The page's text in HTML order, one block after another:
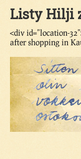
Listy Hilji
<div id="location-
after shopping in